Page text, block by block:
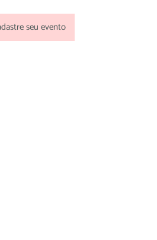
seu evento